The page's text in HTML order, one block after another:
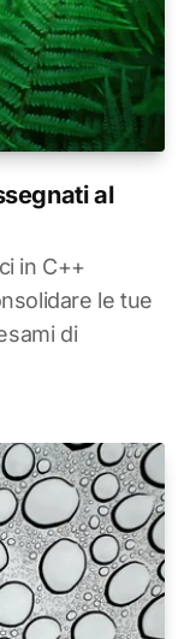
al
in C++
le tue
di